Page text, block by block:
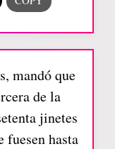
mandó que
de la
jinetes
fuesen hasta